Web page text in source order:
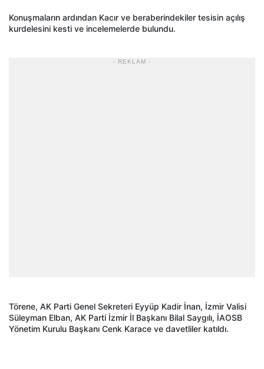
Konuşmaların ardından Kacır ve beraberindekiler tesisin açılış
kurdelesini kesti ve incelemelerde bulundu.
- REKLAM -
Törene, AK Parti Genel Sekreteri Eyyüp Kadir İnan, İzmir Valisi
Süleyman Elban, AK Parti İzmir İl Başkanı Bilal Saygılı, İAOSB
Yönetim Kurulu Başkanı Cenk Karace ve davetliler katıldı.